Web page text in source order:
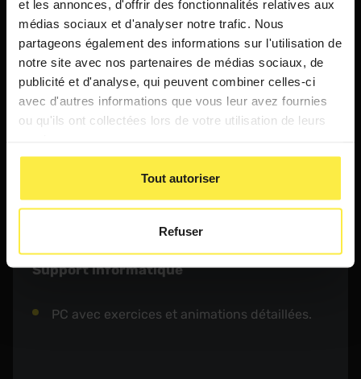
et les annonces, d'offrir des fonctionnalités relatives aux
médias sociaux et d'analyser notre trafic. Nous
partageons également des informations sur l'utilisation de
notre site avec nos partenaires de médias sociaux, de
publicité et d'analyse, qui peuvent combiner celles-ci
avec d'autres informations que vous leur avez fournies
ou qu'ils ont collectées lors de votre utilisation de leurs
Tout autoriser
Refuser
Moyens matériels
Salle de formation
Salle banalisée,
Support informatique
PC avec exercices et animations détaillées.